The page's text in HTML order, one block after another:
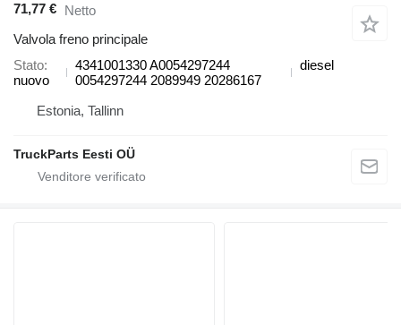
71,77 € Netto
Valvola freno principale
Stato
nuovo
4341001330 A0054297244
0054297244 2089949 20286167
diesel
Estonia, Tallinn
TruckParts Eesti OÜ